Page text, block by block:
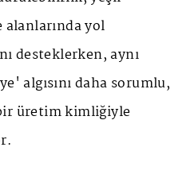
yol
desteklerken, aynı
algısını daha sorumlu,
üretim kimliğiyle